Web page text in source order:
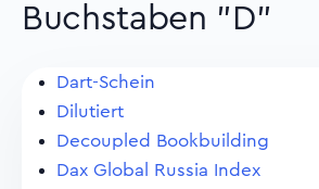
Buchstaben "D"
Dart-Schein
Dilutiert
Decoupled Bookbuilding
Dax Global Russia Index